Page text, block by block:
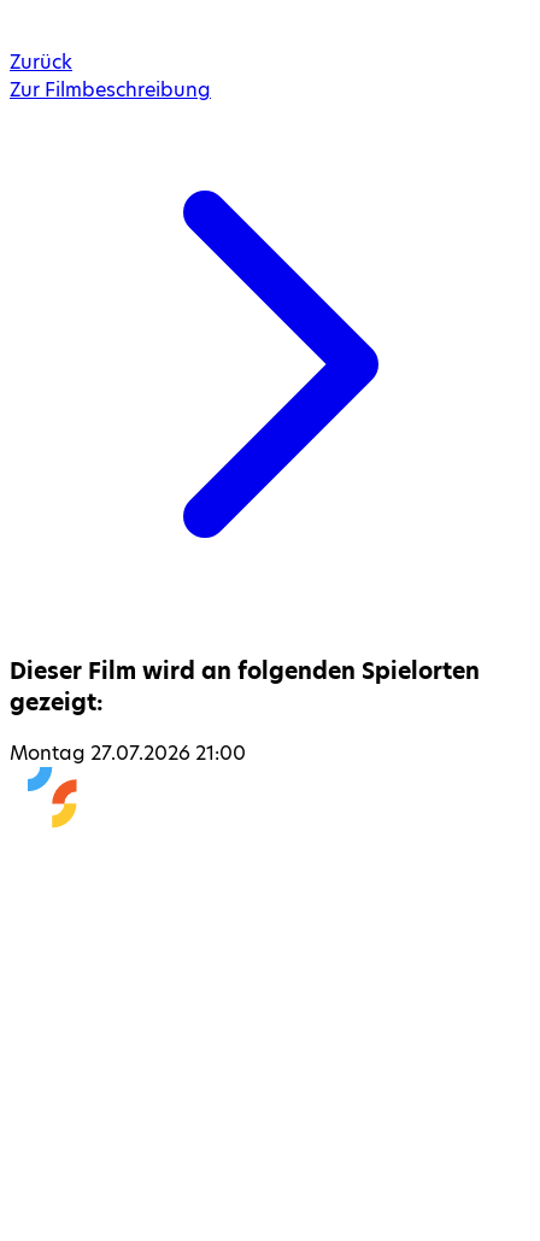
Zurück
Zur Filmbeschreibung
Dieser Film wird an folgenden Spielorten
gezeigt:
Montag 27.07.2026 21:00